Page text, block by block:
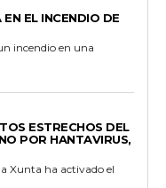
EL INCENDIO DE
incendio en una
ESTRECHOS DEL
POR HANTAVIRUS,
Xunta ha activado el